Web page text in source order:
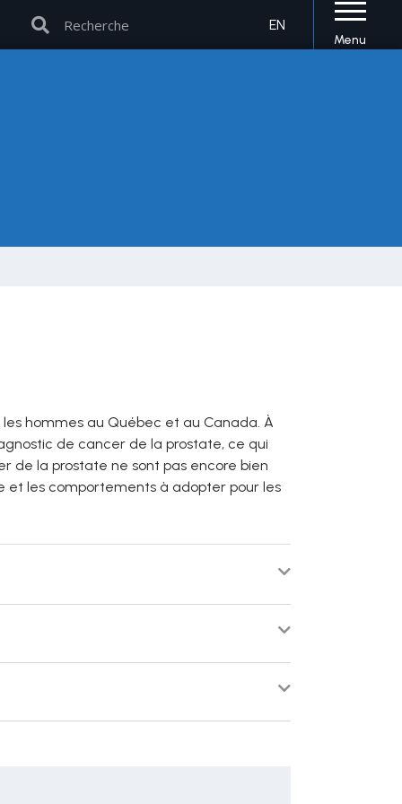
EN
Menu
hommes au Québec et au Canada. À
de cancer de la prostate, ce qui
de la prostate ne sont pas encore bien
et les comportements à adopter pour les